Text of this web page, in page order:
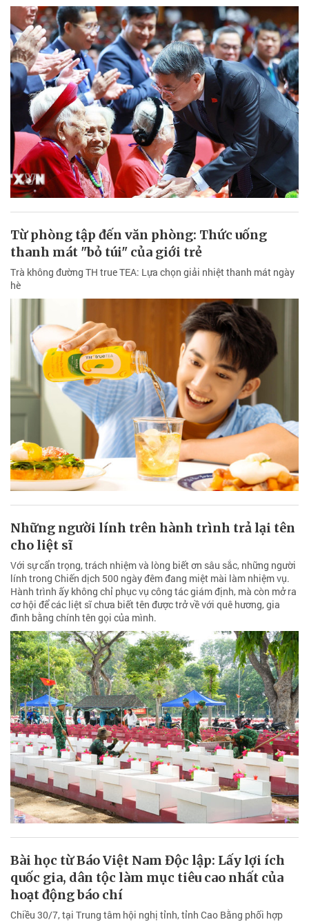
Từ phòng tập đến văn phòng: Thức uống
thanh mát "bỏ túi" của giới trẻ
Trà không đường TH true TEA: Lựa chọn giải nhiệt thanh mát ngày
hè
Những người lính trên hành trình trả lại tên
cho liệt sĩ
Với sự cẩn trọng, trách nhiệm và lòng biết ơn sâu sắc, những người
lính trong Chiến dịch 500 ngày đêm đang miệt mài làm nhiệm vụ.
Hành trình ấy không chỉ phục vụ công tác giám định, mà còn mở ra
cơ hội để các liệt sĩ chưa biết tên được trở về với quê hương, gia
đình bằng chính tên gọi của mình.
Bài học từ Báo Việt Nam Độc lập: Lấy lợi ích
quốc gia, dân tộc làm mục tiêu cao nhất của
hoạt động báo chí
Chiều 30/7, tại Trung tâm hội nghị tỉnh, tỉnh Cao Bằng phối hợp